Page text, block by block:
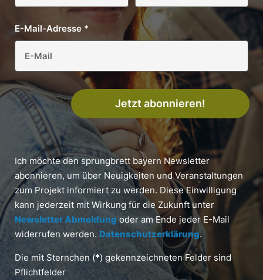
E-Mail-Adresse *
Jetzt abonnieren!
Ich möchte den sprungbrett bayern Newsletter
abonnieren, um über Neuigkeiten und Veranstaltungen
zum Projekt informiert zu werden. Diese Einwilligung
kann jederzeit mit Wirkung für die Zukunft unter
Newsletter Abmeldung oder am Ende jeder E-Mail
widerrufen werden. Datenschutzerklärung.
Die mit Sternchen (*) gekennzeichneten Felder sind
Pflichtfelder